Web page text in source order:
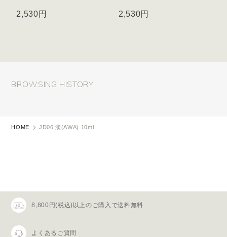
2,530円 2,530円
BROWSING HISTORY
HOME JD06 淡(AWA) 10ml
8,800円(税込)以上のご購入で送料無料
よくあるご質問